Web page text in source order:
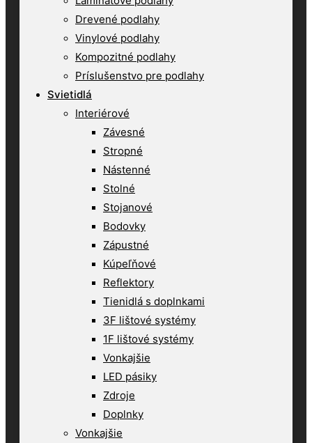
Drevené podlahy
Vinylové podlahy
Kompozitné podlahy
Príslušenstvo pre podlahy
Svietidlá
Interiérové
Závesné
Stropné
Nástenné
Stolné
Stojanové
Bodovky
Zápustné
Kúpeľňové
Reflektory
Tienidlá s doplnkami
3F lištové systémy
1F lištové systémy
Vonkajšie
LED pásiky
Zdroje
Doplnky
Vonkajšie